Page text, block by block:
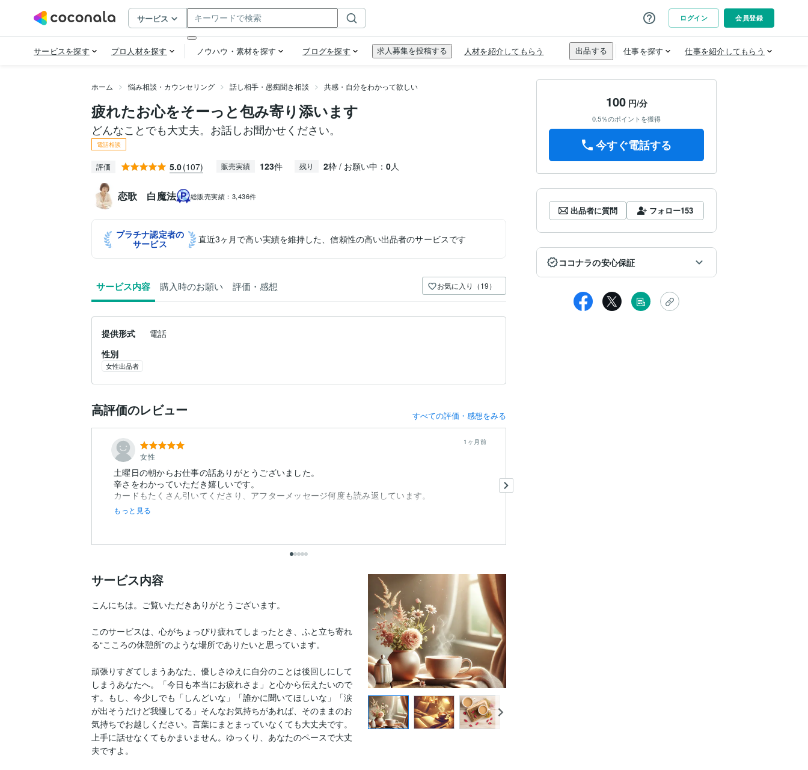
ホーム 悩み相談・カウンセリング 話し相手・愚痴聞き相談 共感・自分をわかって欲しい
疲れたお心をそーっと包み寄り添います
どんなことでも大丈夫。お話しお聞かせください。
電話相談
評価 5.0(107) 販売実績 123件 残り 2枠 / お願い中： 0人
恋歌 白魔法 総販売実績： 3,436件
プラチナ認定者の
サービス
直近3ヶ月で高い実績を維持した、信頼性の高い出品者のサービスです
サービス内容 購入時のお願い 評価・感想 お気に入り（19）
提供形式
電話
性別
女性出品者
高評価のレビュー すべての評価・感想をみる
女性
1ヶ月前
土曜日の朝からお仕事の話ありがとうございました。
辛さをわかっていただき嬉しいです。
カードもたくさん引いてくださり、アフターメッセージ何度も読み返しています。
もっと見る
サービス内容
こんにちは。ご覧いただきありがとうございます。
このサービスは、心がちょっぴり疲れてしまったとき、ふと立ち寄れ
る“こころの休憩所”のような場所でありたいと思っています。
頑張りすぎてしまうあなた、優しさゆえに自分のことは後回しにして
しまうあなたへ。「今日も本当にお疲れさま」と心から伝えたいので
す。もし、今少しでも「しんどいな」「誰かに聞いてほしいな」「涙
が出そうだけど我慢してる」そんなお気持ちがあれば、そのままのお
気持ちでお越しください。言葉にまとまっていなくても大丈夫です。
上手に話せなくてもかまいません。ゆっくり、あなたのペースで大丈
夫ですよ。
100円/分
0.5％のポイントを獲得
今すぐ電話する
出品者に質問 フォロー153
ココナラの安心保証